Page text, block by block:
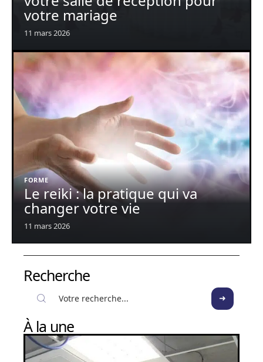
votre mariage
11 mars 2026
FORME
Le reiki : la pratique qui va
changer votre vie
11 mars 2026
Recherche
À la une